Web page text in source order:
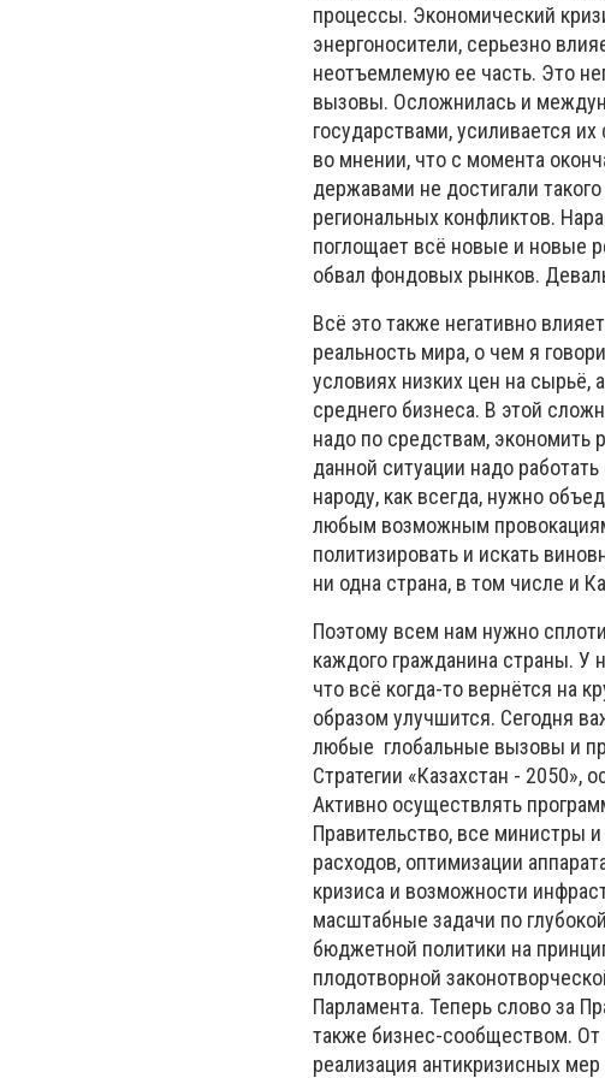
процессы. Экономический
энергоносители, серьезно
неотъемлемую ее часть. Это
вызовы. Осложнилась и
государствами, усиливается
во мнении, что с момента
державами не достигали
региональных конфликтов.
поглощает всё новые и новые
обвал фондовых рынков.
Всё это также негативно
реальность мира, о чем я
условиях низких цен на сырьё,
среднего бизнеса. В этой
надо по средствам, экономить
данной ситуации надо
народу, как всегда, нужно
любым возможным
политизировать и искать
ни одна страна, в том числе и
Поэтому всем нам нужно
каждого гражданина страны. У
что всё когда-то вернётся на
образом улучшится. Сегодня
любые глобальные вызовы и
Стратегии «Казахстан - 2050»,
Активно осуществлять
Правительство, все министры
расходов, оптимизации
кризиса и возможности
масштабные задачи по
бюджетной политики на
плодотворной
Парламента. Теперь слово за
также бизнес-сообществом. От
реализация антикризисных